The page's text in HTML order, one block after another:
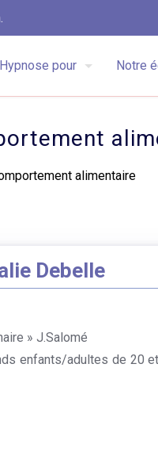
Hypnose pour Notre
alimentaire
Debelle
» J.Salomé
enfants/adultes de 20